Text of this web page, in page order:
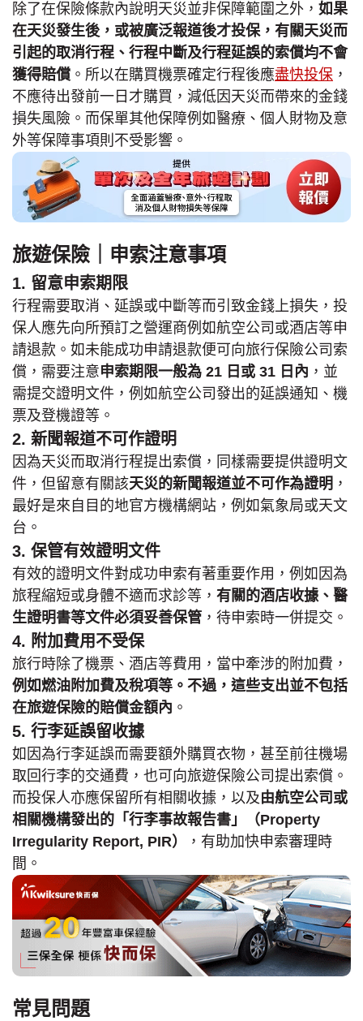
除了在保險條款內說明天災並非保障範圍之外， 如果
在天災發生後，或被廣泛報道後才投保，有關天災而
引起的取消行程、行程中斷及行程延誤的索償均不會
獲得賠償 。所以在購買機票確定行程後應盡快投保 ，
不應待出發前一日才購買，減低因天災而帶來的金錢
損失風險。而保單其他保障例如醫療、個人財物及意
外等保障事項則不受影響。
旅遊保險｜申索注意事項
1. 留意申索期限
行程需要取消、延誤或中斷等而引致金錢上損失，投
保人應先向所預訂之營運商例如航空公司或酒店等申
請退款。如未能成功申請退款便可向旅行保險公司索
償，需要注意申索期限一般為 21 日或 31 日內 ，並
需提交證明文件，例如航空公司發出的延誤通知、機
票及登機證等。
2. 新聞報道不可作證明
因為天災而取消行程提出索償，同樣需要提供證明文
件，但留意有關該天災的新聞報道並不可作為證明 ，
最好是來自目的地官方機構網站，例如氣象局或天文
台。
3. 保管有效證明文件
有效的證明文件對成功申索有著重要作用，例如因為
旅程縮短或身體不適而求診等， 有關的酒店收據、醫
生證明書等文件必須妥善保管 ，待申索時一併提交。
4. 附加費用不受保
旅行時除了機票、酒店等費用，當中牽涉的附加費，
例如燃油附加費及稅項等。不過，這些支出並不包括
在旅遊保險的賠償金額內 。
5. 行李延誤留收據
如因為行李延誤而需要額外購買衣物，甚至前往機場
取回行李的交通費，也可向旅遊保險公司提出索償。
而投保人亦應保留所有相關收據，以及由航空公司或
相關機構發出的「行李事故報告書」（Property
Irregularity Report, PIR）
，有助加快申索審理時
間。
常見問題